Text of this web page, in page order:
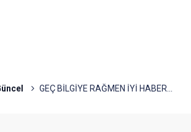
GEÇ BİLGİYE RAĞMEN İYİ HABER...